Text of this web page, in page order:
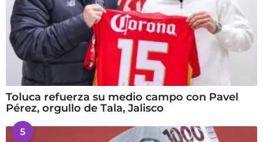
Toluca refuerza su medio campo con Pavel
Pérez, orgullo de Tala, Jalisco
5